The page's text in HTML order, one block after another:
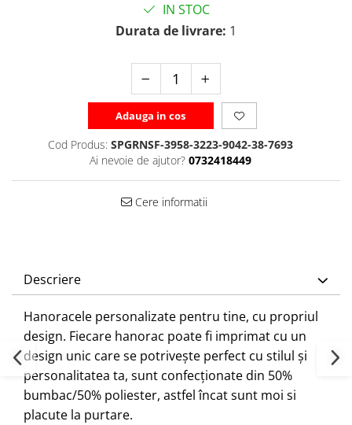
IN STOC
Durata de livrare: 1
Adauga in cos
Cod Produs: SPGRNSF-3958-3223-9042-38-7693
Ai nevoie de ajutor? 0732418449
Cere informatii
Descriere
Hanoracele personalizate pentru tine, cu propriul
design. Fiecare hanorac poate fi imprimat cu un
design unic care se potrivește perfect cu stilul și
personalitatea ta, sunt confecționate din 50%
bumbac/50% poliester, astfel încat sunt moi si
placute la purtare.